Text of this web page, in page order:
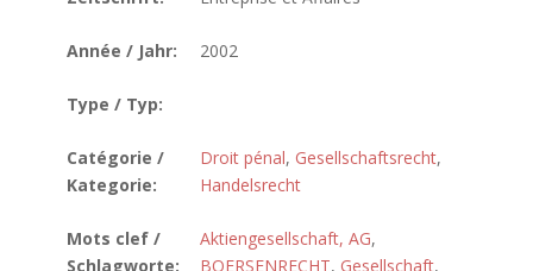
Année / Jahr: 2002
Type / Typ:
Catégorie /
Kategorie:
Droit pénal, Gesellschaftsrecht,
Handelsrecht
Mots clef /
Schlagworte:
Aktiengesellschaft, AG,
BOERSENRECHT, Gesellschaft,